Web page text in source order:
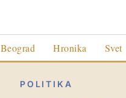
Beograd Hronika Svet
POLITIKA